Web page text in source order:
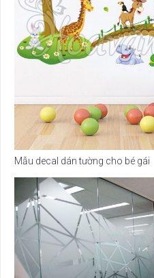
Mẫu decal dán tường cho bé gái